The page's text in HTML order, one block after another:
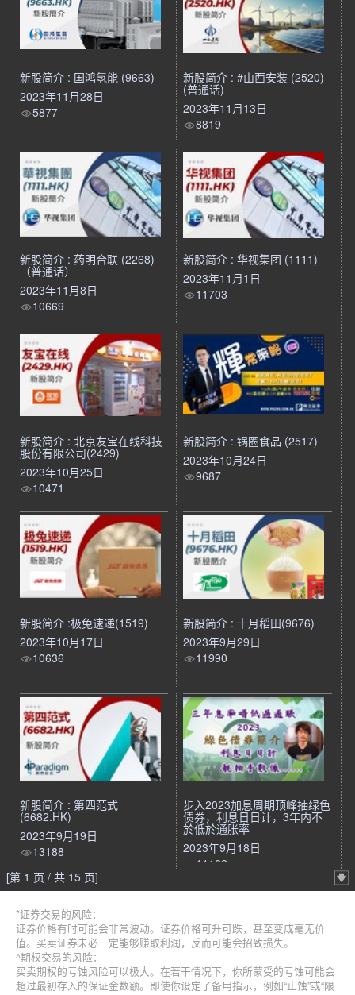
新股简介 : 国鸿氢能 (9663)
2023年11月28日
5877
新股简介 : #山西安装 (2520)
(普通话)
2023年11月13日
8819
新股简介 : 药明合联 (2268)
（普通话）
2023年11月8日
10669
新股简介 : 华视集团 (1111)
2023年11月1日
11703
新股简介 : 北京友宝在线科技
股份有限公司(2429)
2023年10月25日
10471
新股简介 : 锅圈食品 (2517)
2023年10月24日
9687
新股简介 :极兔速递(1519)
2023年10月17日
10636
新股简介 : 十月稻田(9676)
2023年9月29日
11990
新股简介 : 第四范式
(6682.HK)
2023年9月19日
13188
步入2023加息周期顶峰抽绿色
债券，利息日日计，3年内不
於低於通胀率
2023年9月18日
11122
[第 1 页 / 共 15 页]
*证券交易的风险：
证券价格有时可能会非常波动。证券价格可升可跌，甚至变成毫无价
值。买卖证券未必一定能够赚取利润，反而可能会招致损失。
^期权交易的风险：
买卖期权的亏蚀风险可以极大。在若干情况下，你所蒙受的亏蚀可能会
超过最初存入的保证金数额。即使你设定了备用指示，例如“止蚀”或“限